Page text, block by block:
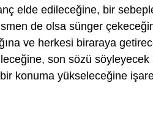
elde edileceğine, bir
de olsa sünger
ve herkesi biraraya
son sözü
konuma yükseleceğine